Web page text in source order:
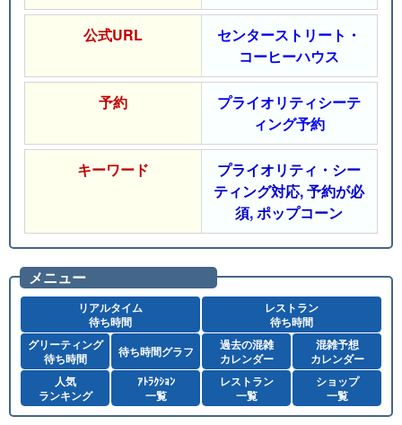
公式URL
センターストリート・
コーヒーハウス
予約
プライオリティシーテ
ィング予約
キーワード
プライオリティ・シー
ティング対応, 予約が必
須, ポップコーン
メニュー
リアルタイム
待ち時間
レストラン
待ち時間
グリーティング
待ち時間
待ち時間グラフ
過去の混雑
カレンダー
混雑予想
カレンダー
人気
ランキング
ｱﾄﾗｸｼｮﾝ
一覧
レストラン
一覧
ショップ
一覧